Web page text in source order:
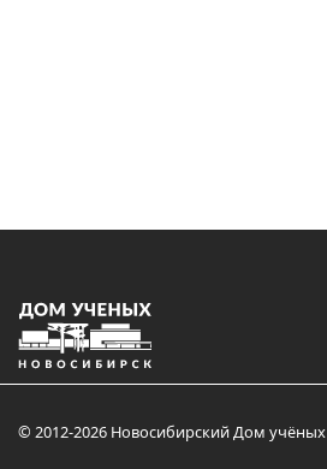
© 2012-2026 Новосибирский Дом учёных